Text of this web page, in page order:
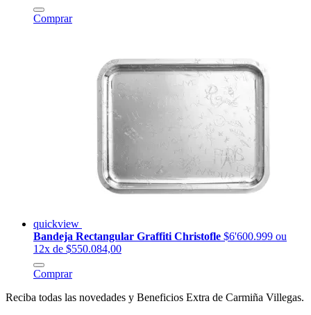
Comprar
quickview
Bandeja Rectangular Graffiti Christofle $6'600.999 ou
12x de $550.084,00
Comprar
Reciba todas las novedades y Beneficios Extra de Carmiña Villegas.